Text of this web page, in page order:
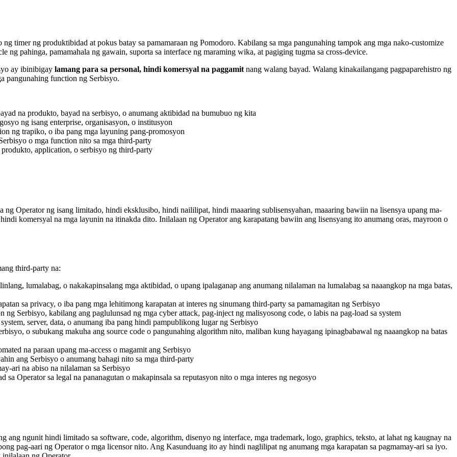
timer ng produktibidad at pokus batay sa pamamaraan ng Pomodoro. Kabilang sa mga pangunahing tampok ang mga nako-customize
ng pahinga, pamamahala ng gawain, suporta sa interface ng maraming wika, at pagiging tugma sa cross-device.
ay ibinibigay lamang para sa personal, hindi komersyal na paggamitnang walang bayad. Walang kinakailangang pagpaparehistro ng
pangunahing function ng Serbisyo.
na produkto, bayad na serbisyo, o anumang aktibidad na bumubuo ng kita
ng isang enterprise, organisasyon, o institusyon
ng trapiko, o iba pang mga layuning pang-promosyon
o mga function nito sa mga third-party
application, o serbisyo ng third-party
Operator ng isang limitado, hindi eksklusibo, hindi naililipat, hindi maaaring sublisensyahan, maaaring bawiin na lisensya upang ma-
komersyal na mga layunin na itinakda dito. Inilalaan ng Operator ang karapatang bawiin ang lisensyang ito anumang oras, mayroon o
third-party na:
lumalabag, o nakakapinsalang mga aktibidad, o upang ipalaganap ang anumang nilalaman na lumalabag sa naaangkop na mga batas,
sa privacy, o iba pang mga lehitimong karapatan at interes ng sinumang third-party sa pamamagitan ng Serbisyo
ng Serbisyo, kabilang ang paglulunsad ng mga cyber attack, pag-inject ng malisyosong code, o labis na pag-load sa system
server, data, o anumang iba pang hindi pampublikong lugar ng Serbisyo
o subukang makuha ang source code o pangunahing algorithm nito, maliban kung hayagang ipinagbabawal ng naaangkop na batas
na paraan upang ma-access o magamit ang Serbisyo
ang Serbisyo o anumang bahagi nito sa mga third-party
ari na abiso na nilalaman sa Serbisyo
sa Operator sa legal na pananagutan o makapinsala sa reputasyon nito o mga interes ng negosyo
ang ngunit hindi limitado sa software, code, algorithm, disenyo ng interface, mga trademark, logo, graphics, teksto, at lahat ng kaugnay na
pag-aari ng Operator o mga licensor nito. Ang Kasunduang ito ay hindi naglilipat ng anumang mga karapatan sa pagmamay-ari sa iyo.